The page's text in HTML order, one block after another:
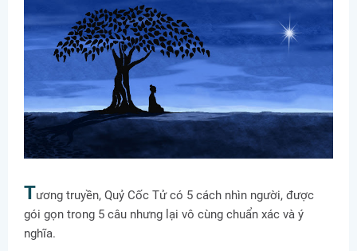
Tương truyền, Quỷ Cốc Tử có 5 cách nhìn người, được
gói gọn trong 5 câu nhưng lại vô cùng chuẩn xác và ý
nghĩa.